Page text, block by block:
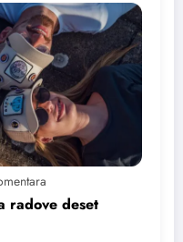
radove deset